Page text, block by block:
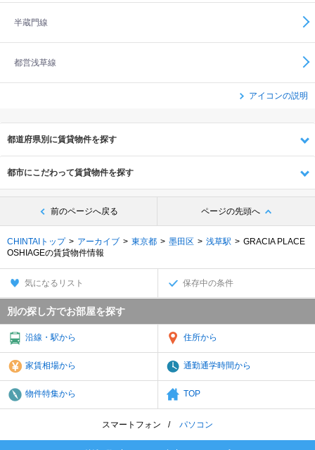
半蔵門線
都営浅草線
アイコンの説明
都道府県別に賃貸物件を探す
都市にこだわって賃貸物件を探す
前のページへ戻る ページの先頭へ
CHINTAIトップ アーカイブ 東京都 墨田区 浅草駅
GRACIA PLACE
OSHIAGEの賃貸物件情報
気になるリスト 保存中の条件
別の探し方でお部屋を探す
沿線・駅から 住所から
家賃相場から 通勤通学時間から
物件特集から TOP
スマートフォン パソコン